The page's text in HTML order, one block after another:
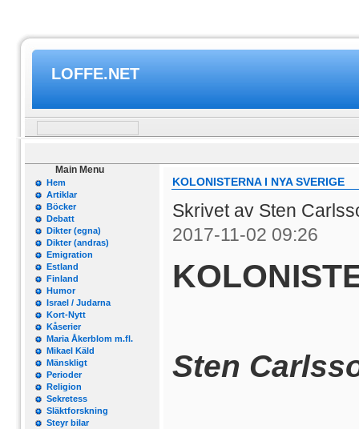
LOFFE.NET
Main Menu
Hem
Artiklar
Böcker
Debatt
Dikter (egna)
Dikter (andras)
Emigration
Estland
Finland
Humor
Israel / Judarna
Kort-Nytt
Kåserier
Maria Åkerblom m.fl.
Mikael Käld
Mänskligt
Perioder
Religion
Sekretess
Släktforskning
Steyr bilar
KOLONISTERNA I NYA SVERIGE
Skrivet av Sten
2017-11-02 09:26
Sten